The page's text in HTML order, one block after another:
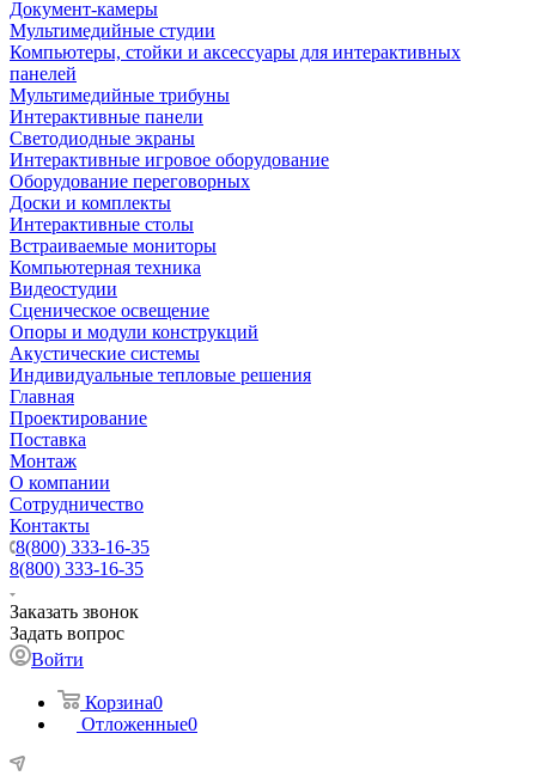
Документ-камеры
Мультимедийные студии
Компьютеры, стойки и аксессуары для интерактивных
панелей
Мультимедийные трибуны
Интерактивные панели
Светодиодные экраны
Интерактивные игровое оборудование
Оборудование переговорных
Доски и комплекты
Интерактивные столы
Встраиваемые мониторы
Компьютерная техника
Видеостудии
Cценическое освещение
Опоры и модули конструкций
Акустические системы
Индивидуальные тепловые решения
Главная
Проектирование
Поставка
Монтаж
О компании
Сотрудничество
Контакты
8(800) 333-16-35
8(800) 333-16-35
Заказать звонок
Задать вопрос
Войти
Корзина0
Отложенные0